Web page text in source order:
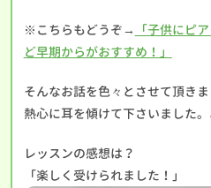
※こちらもどうぞ→
「子供にピ
ど早期からがおすすめ！」
そんなお話を色々とさせて頂き
熱心に耳を傾けて下さいました。
レッスンの感想は？
「楽しく受けられました！」